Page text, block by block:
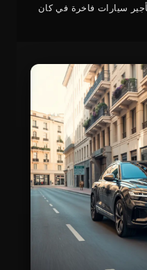
سيارات فاخرة في كان